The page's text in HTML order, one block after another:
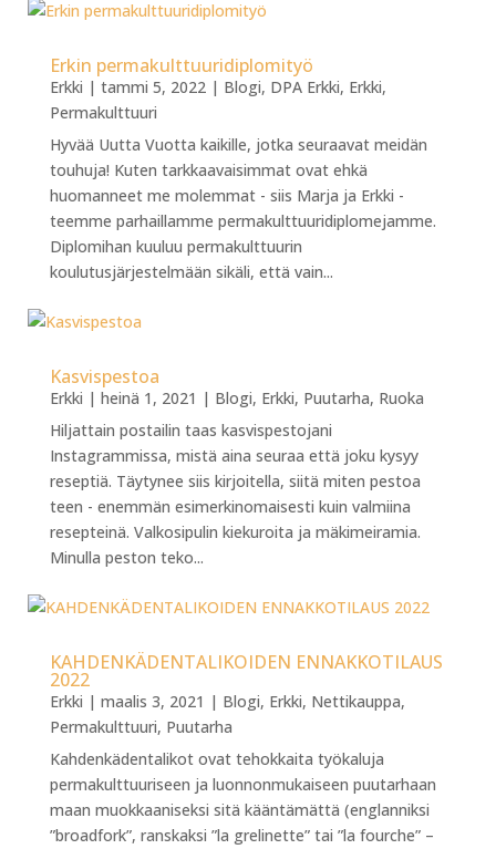
Erkin permakulttuuridiplomityö
Erkki | tammi 5, 2022| Blogi, DPA Erkki, Erkki,
Permakulttuuri
Hyvää Uutta Vuotta kaikille, jotka seuraavat meidän
touhuja! Kuten tarkkaavaisimmat ovat ehkä
huomanneet me molemmat - siis Marja ja Erkki -
teemme parhaillamme permakulttuuridiplomejamme.
Diplomihan kuuluu permakulttuurin
koulutusjärjestelmään sikäli, että vain...
Kasvispestoa
Erkki | heinä 1, 2021 | Blogi, Erkki, Puutarha, Ruoka
Hiljattain postailin taas kasvispestojani
Instagrammissa, mistä aina seuraa että joku kysyy
reseptiä. Täytynee siis kirjoitella, siitä miten pestoa
teen - enemmän esimerkinomaisesti kuin valmiina
resepteinä. Valkosipulin kiekuroita ja mäkimeiramia.
Minulla peston teko...
KAHDENKÄDENTALIKOIDEN ENNAKKOTILAUS
2022
Erkki | maalis 3, 2021 | Blogi, Erkki, Nettikauppa,
Permakulttuuri, Puutarha
Kahdenkädentalikot ovat tehokkaita työkaluja
permakulttuuriseen ja luonnonmukaiseen puutarhaan
maan muokkaaniseksi sitä kääntämättä (englanniksi
”broadfork”, ranskaksi ”la grelinette” tai ”la fourche” –